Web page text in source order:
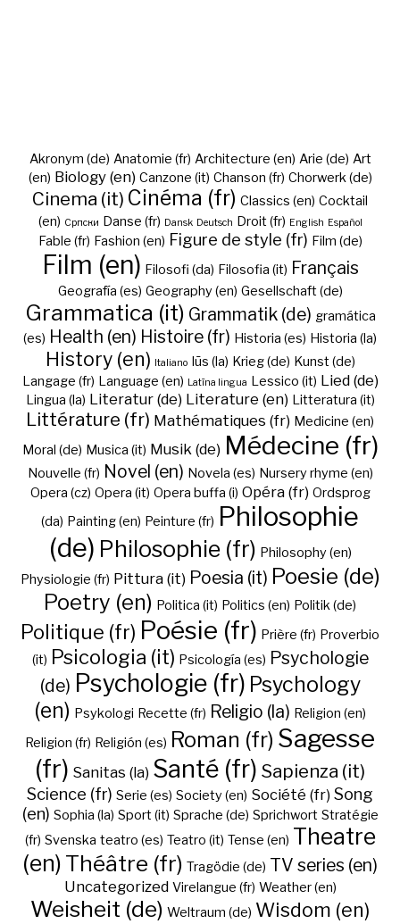
Akronym (de) Anatomie (fr) Architecture (en) Arie (de) Art
(en) Biology (en) Canzone (it) Chanson (fr) Chorwerk (de)
Cinema (it) Cinéma (fr) Classics (en) Cocktail
(en) Cрпски Danse (fr) Dansk Deutsch Droit (fr) English Español
Fable (fr) Fashion (en) Figure de style (fr) Film (de)
Film (en) Filosofi (da) Filosofia (it) Français
Geografía (es) Geography (en) Gesellschaft (de)
Grammatica (it) Grammatik (de) gramática
(es) Health (en) Histoire (fr) Historia (es) Historia (la)
History (en) Italiano Iūs (la) Krieg (de) Kunst (de)
Langage (fr) Language (en) Latīna lingua Lessico (it) Lied (de)
Lingua (la) Literatur (de) Literature (en) Litteratura (it)
Littérature (fr) Mathématiques (fr) Medicine (en)
Moral (de) Musica (it) Musik (de) Médecine (fr)
Nouvelle (fr) Novel (en) Novela (es) Nursery rhyme (en)
Opera (cz) Opera (it) Opera buffa (i) Opéra (fr) Ordsprog
(da) Painting (en) Peinture (fr) Philosophie
(de) Philosophie (fr) Philosophy (en)
Physiologie (fr) Pittura (it) Poesia (it) Poesie (de)
Poetry (en) Politica (it) Politics (en) Politik (de)
Politique (fr) Poésie (fr) Prière (fr) Proverbio
(it) Psicologia (it) Psicología (es) Psychologie
(de) Psychologie (fr) Psychology
(en) Psykologi Recette (fr) Religio (la) Religion (en)
Religion (fr) Religión (es) Roman (fr) Sagesse
(fr) Sanitas (la) Santé (fr) Sapienza (it)
Science (fr) Serie (es) Society (en) Société (fr) Song
(en) Sophia (la) Sport (it) Sprache (de) Sprichwort Stratégie
(fr) Svenska teatro (es) Teatro (it) Tense (en) Theatre
(en) Théâtre (fr) Tragödie (de) TV series (en)
Uncategorized Virelangue (fr) Weather (en)
Weisheit (de) Weltraum (de) Wisdom (en)